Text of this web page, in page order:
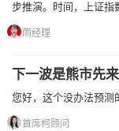
步推演。时间，上证指
雨经理
下一波是熊市先
您好，这个没办法预测
首席柯顾问